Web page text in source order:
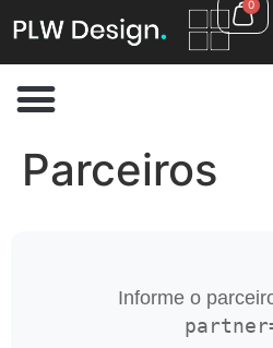
0
Parceiros
Informe o